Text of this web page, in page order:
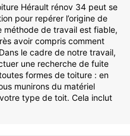
Hérault rénov 34 peut se
pour repérer l’origine de
méthode de travail est fiable,
avoir compris comment
le cadre de notre travail,
une recherche de fuite
formes de toiture : en
munirons du matériel
type de toit. Cela inclut